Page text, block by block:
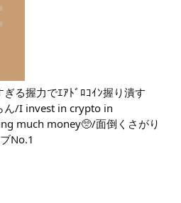
る握力でｴｱﾄﾞﾛｺｲﾝ握り潰す
ん/I invest in crypto in
much money🥺/面倒くさがり
No.1